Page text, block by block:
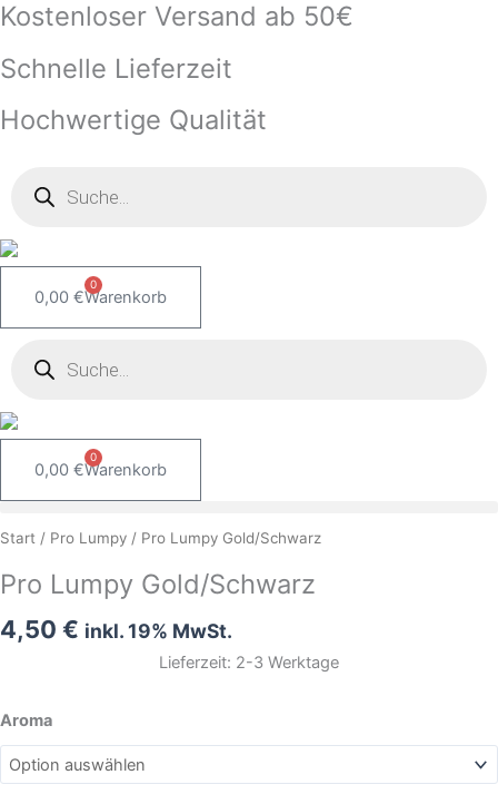
Zum
springen
Kostenloser Versand ab 50€
Schnelle Lieferzeit
Hochwertige Qualität
0,00 €
0
Warenkorb
Products
0,00 €
0
Warenkorb
Start / Pro Lumpy / Pro Lumpy Gold/Schwarz
Pro Lumpy Gold/Schwarz
4,50 € inkl. 19% MwSt.
Lieferzeit: 2-3 Werktage
Aroma
Pro
Gold/Schwarz
Menge